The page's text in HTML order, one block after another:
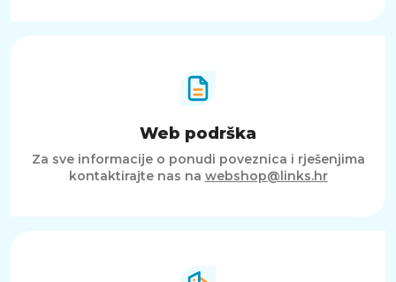
Web podrška
Za sve informacije o ponudi poveznica i rješenjima
kontaktirajte nas na webshop@links.hr